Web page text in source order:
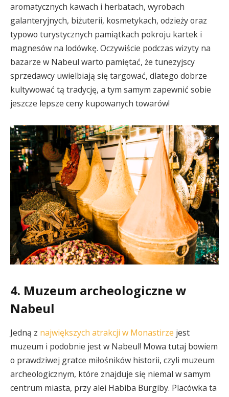
aromatycznych kawach i herbatach, wyrobach
galanteryjnych, biżuterii, kosmetykach, odzieży oraz
typowo turystycznych pamiątkach pokroju kartek i
magnesów na lodówkę. Oczywiście podczas wizyty na
bazarze w Nabeul warto pamiętać, że tunezyjscy
sprzedawcy uwielbiają się targować, dlatego dobrze
kultywować tą tradycję, a tym samym zapewnić sobie
jeszcze lepsze ceny kupowanych towarów!
4. Muzeum archeologiczne w
Nabeul
Jedną z największych atrakcji w Monastirze jest
muzeum i podobnie jest w Nabeul! Mowa tutaj bowiem
o prawdziwej gratce miłośników historii, czyli muzeum
archeologicznym, które znajduje się niemal w samym
centrum miasta, przy alei Habiba Burgiby. Placówka ta